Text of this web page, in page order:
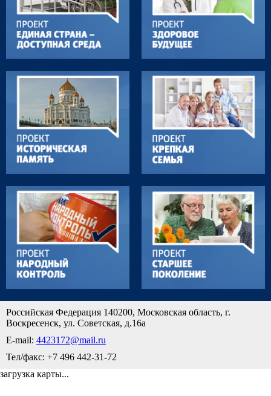
Российская Федерация 140200, Московская область, г.
Воскресенск, ул. Советская, д.16а
E-mail: 4423172@mail.ru
Тел/факс: +7 496 442-31-72
загрузка карты...